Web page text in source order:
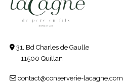
31, Bd Charles de Gaulle
11500 Quillan
contact@conserverie-lacagne.com